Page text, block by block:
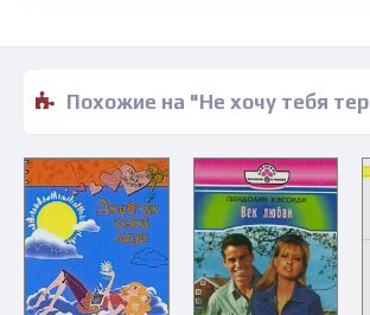
Похожие на "Не хочу тебя терять - Хайди Райс" книги читать бесплатно полные версии